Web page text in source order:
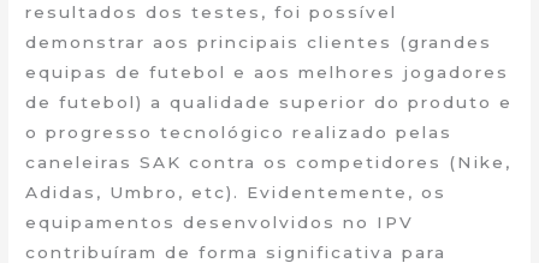
resultados dos testes, foi possível
demonstrar aos principais clientes (grandes
equipas de futebol e aos melhores jogadores
de futebol) a qualidade superior do produto e
o progresso tecnológico realizado pelas
caneleiras SAK contra os competidores (Nike,
Adidas, Umbro, etc). Evidentemente, os
equipamentos desenvolvidos no IPV
contribuíram de forma significativa para